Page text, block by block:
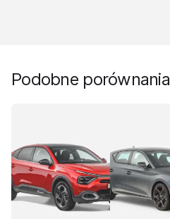
Podobne porównania